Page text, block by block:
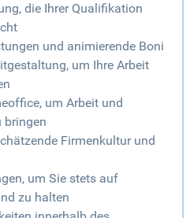
die Ihrer Qualifikation
und animierende Boni
um Ihre Arbeit
um Arbeit und
bringen
Firmenkultur und
um Sie stets auf
zu halten